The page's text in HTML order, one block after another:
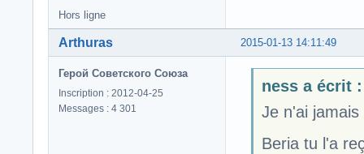
Hors ligne
2015-01-13 14:11:49
Arthuras
Герой Советского Союза
Inscription : 2012-04-25
Messages : 4 301
ness a écrit :
Je n'ai
Beria tu l'a